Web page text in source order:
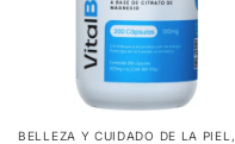
BELLEZA Y CUIDADO DE LA PIEL ,